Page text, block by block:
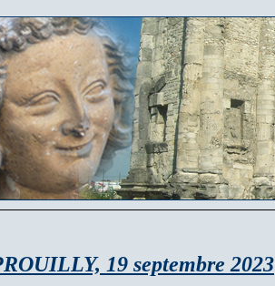
19 septembre 2023